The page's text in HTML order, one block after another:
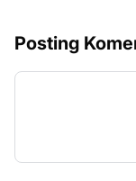
Posting